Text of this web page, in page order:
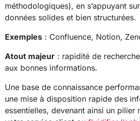
méthodologiques), en s’appuyant
données solides et bien structurées.
Exemples : Confluence, Notion,
Atout majeur : rapidité de
aux bonnes informations.
Une base de connaissance
une mise à disposition rapide des
essentielles, devenant ainsi un pilier